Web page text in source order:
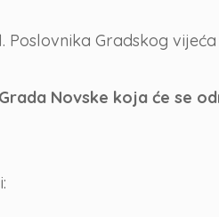
Poslovnika Gradskog
Novske koja će se